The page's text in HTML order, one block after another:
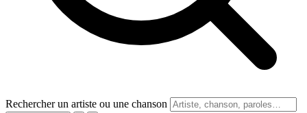
Rechercher un artiste ou une chanson